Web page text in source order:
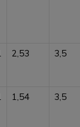
2,53 3,5
1,54 3,5